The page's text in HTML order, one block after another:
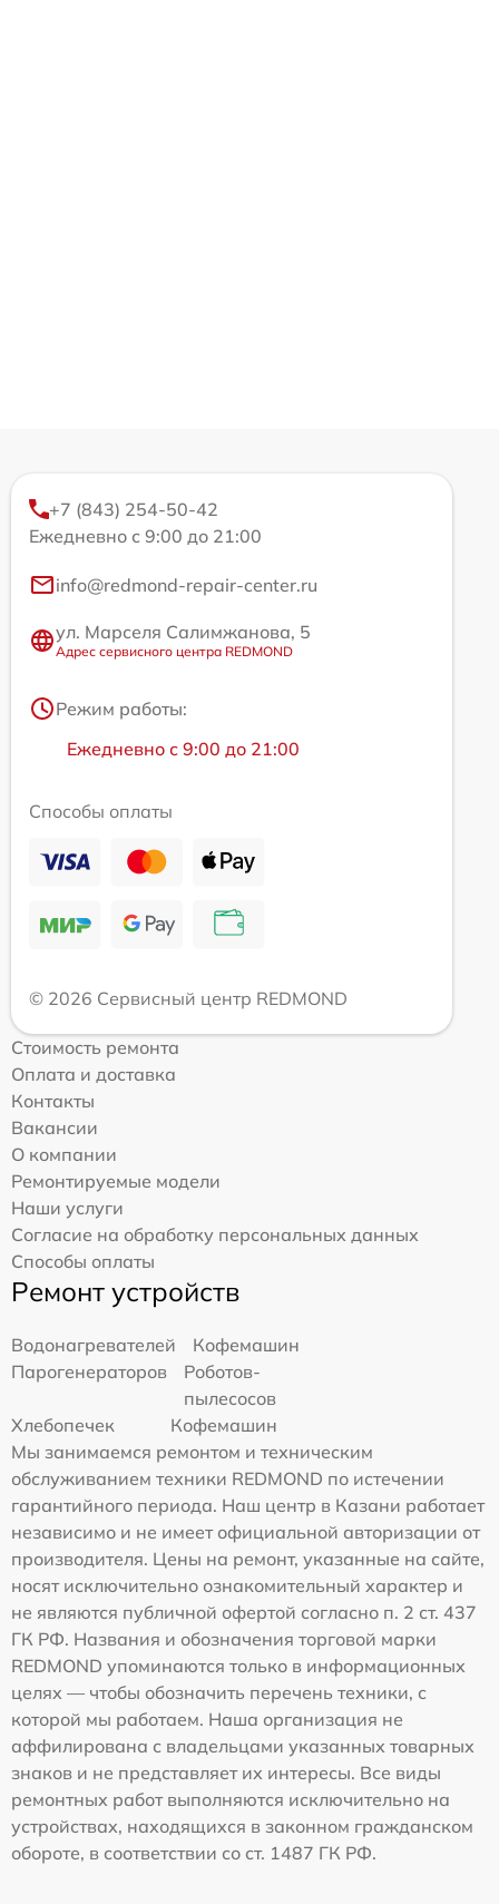
+7 (843) 254-50-42
Ежедневно с 9:00 до 21:00
info@redmond-repair-center.ru
ул. Марселя Салимжанова, 5
Адрес сервисного центра REDMOND
Режим работы:
Ежедневно с 9:00 до 21:00
Способы оплаты
© 2026 Сервисный центр REDMOND
Стоимость ремонта
Оплата и доставка
Контакты
Вакансии
О компании
Ремонтируемые модели
Наши услуги
Согласие на обработку персональных данных
Способы оплаты
Ремонт устройств
Водонагревателей
Кофемашин
Парогенераторов
Роботов-
пылесосов
Хлебопечек
Кофемашин
Мы занимаемся ремонтом и техническим
обслуживанием техники REDMOND по истечении
гарантийного периода. Наш центр в Казани работает
независимо и не имеет официальной авторизации от
производителя. Цены на ремонт, указанные на сайте,
носят исключительно ознакомительный характер и
не являются публичной офертой согласно п. 2 ст. 437
ГК РФ. Названия и обозначения торговой марки
REDMOND упоминаются только в информационных
целях — чтобы обозначить перечень техники, с
которой мы работаем. Наша организация не
аффилирована с владельцами указанных товарных
знаков и не представляет их интересы. Все виды
ремонтных работ выполняются исключительно на
устройствах, находящихся в законном гражданском
обороте, в соответствии со ст. 1487 ГК РФ.